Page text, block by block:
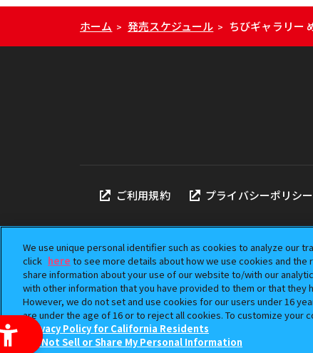
ホーム > 発売スケジュール > ちびギャラリー
ご利用規約 プライバシーポリシー
本サイトに掲載されてい
「ガシャポン」は株式会
©BANDAI
We use unique personal identifier such as cookies to analyze our
click here to see more details about how we use cookies and
share information about your use of our website to/with our
with other information that you have provided to them or that
However, we do not set and use cookies for our users under 16
are under the age of 16 or to reject all cookies. To customize your
Privacy Policy for California Residents
Do Not Sell or Share My Personal Information